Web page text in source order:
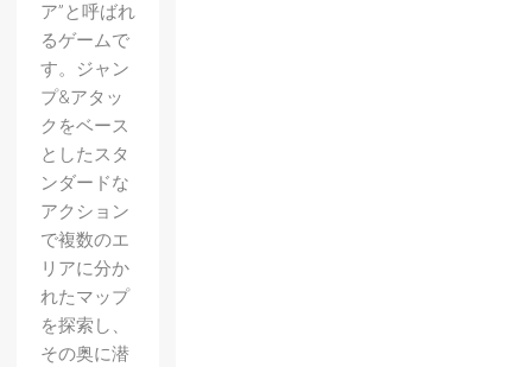
ア”と呼ばれ
るゲームで
す。ジャン
プ&アタッ
クをベース
としたスタ
ンダードな
アクション
で複数のエ
リアに分か
れたマップ
を探索し、
その奥に潜